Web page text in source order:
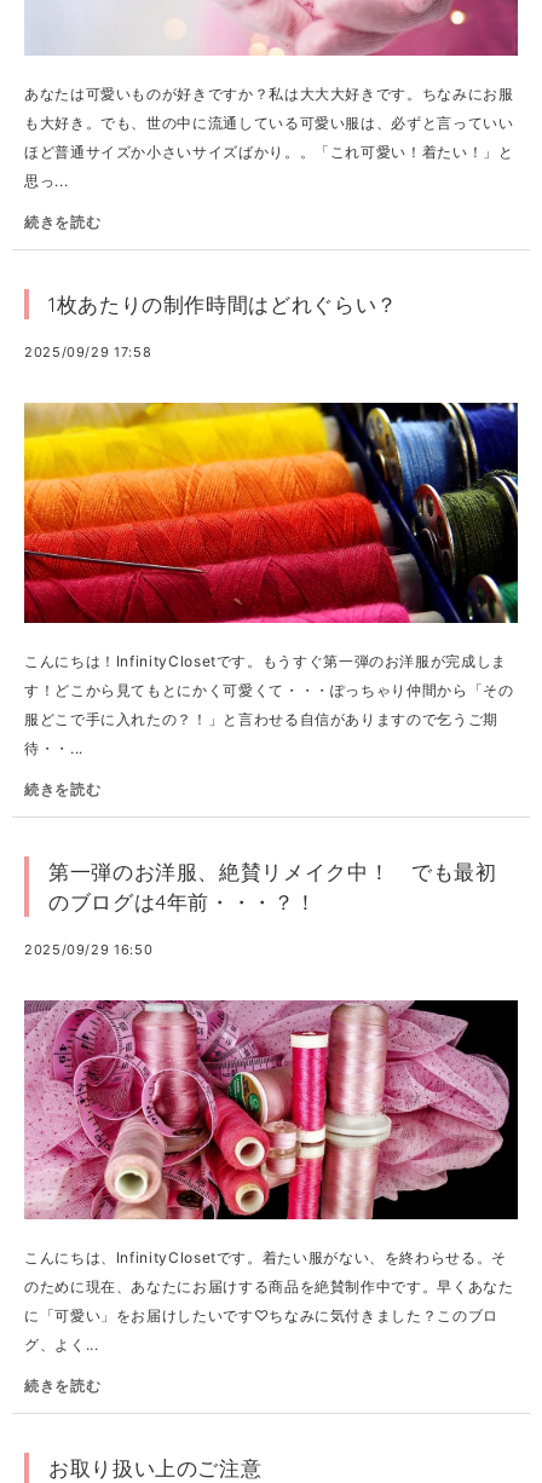
あなたは可愛いものが好きですか？私は大大大好きです。ちなみにお服
も大好き。でも、世の中に流通している可愛い服は、必ずと言っていい
ほど普通サイズか小さいサイズばかり。。「これ可愛い！着たい！」と
思っ...
続きを読む
1枚あたりの制作時間はどれぐらい？
2025/09/29 17:58
こんにちは！InfinityClosetです。もうすぐ第一弾のお洋服が完成しま
す！どこから見てもとにかく可愛くて・・・ぽっちゃり仲間から「その
服どこで手に入れたの？！」と言わせる自信がありますので乞うご期
待・・...
続きを読む
第一弾のお洋服、絶賛リメイク中！ でも最初
のブログは4年前・・・？！
2025/09/29 16:50
こんにちは、InfinityClosetです。着たい服がない、を終わらせる。そ
のために現在、あなたにお届けする商品を絶賛制作中です。早くあなた
に「可愛い」をお届けしたいです♡ちなみに気付きました？このブロ
グ、よく...
続きを読む
お取り扱い上のご注意